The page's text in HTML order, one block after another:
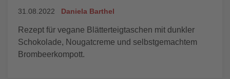
31.08.2022 Daniela Barthel
Rezept für vegane Blätterteigtaschen mit dunkler
Schokolade, Nougatcreme und selbstgemachtem
Brombeerkompott.